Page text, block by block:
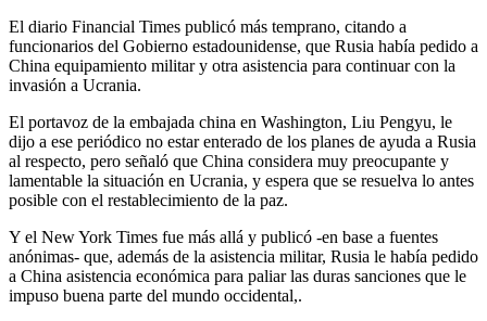
El diario Financial Times publicó más temprano, citando a
funcionarios del Gobierno estadounidense, que Rusia había pedido a
China equipamiento militar y otra asistencia para continuar con la
invasión a Ucrania.
El portavoz de la embajada china en Washington, Liu Pengyu, le
dijo a ese periódico no estar enterado de los planes de ayuda a Rusia
al respecto, pero señaló que China considera muy preocupante y
lamentable la situación en Ucrania, y espera que se resuelva lo antes
posible con el restablecimiento de la paz.
Y el New York Times fue más allá y publicó -en base a fuentes
anónimas- que, además de la asistencia militar, Rusia le había pedido
a China asistencia económica para paliar las duras sanciones que le
impuso buena parte del mundo occidental,.